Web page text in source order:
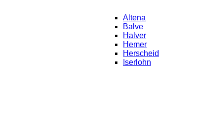
Altena
Balve
Halver
Hemer
Herscheid
Iserlohn